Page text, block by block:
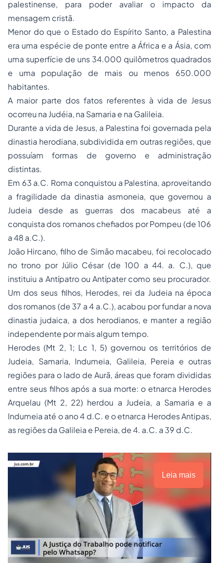
palestinense, para poder avaliar o impacto da
mensagem cristã.
Menor do que o Estado do Espírito Santo, a Palestina
era uma espécie de ponte entre a África e a Ásia, com
uma superfície de uns 34.000 quilômetros quadrados
e uma população de mais ou menos 650.000
habitantes.
A maior parte dos fatos referentes à vida de Jesus
ocorreu na Judéia, na Samaria e na Galileia.
Durante a vida de Jesus, a Palestina foi governada pela
dinastia herodiana, subdividida em outras regiões, que
possuíam formas de governo e administração
distintas.
Em 63 a.C. Roma conquistou a Palestina, aproveitando
a fragilidade da dinastia asmoneia, que governou a
Judeia desde as guerras dos macabeus até a
conquista dos romanos chefiados por Pompeu (de 106
a 48 a.C.).
João Hircano, filho de Simão macabeu, foi recolocado
no trono por Júlio César (de 100 a 44. a. C.), que
instituiu a Antípatro ou Antípater como seu procurador.
Um dos seus filhos, Herodes, rei da Judeia na época
dos romanos (de 37 a 4 a.C.), acabou por fundar a nova
dinastia judaica, a dos herodianos, e manter a região
independente por mais algum tempo.
Herodes (Mt 2, 1; Lc 1, 5) governou os territórios de
Judeia, Samaria, Indumeia, Galileia, Pereia e outras
regiões para o lado de Aurã, áreas que foram divididas
entre seus filhos após a sua morte: o etnarca Herodes
Arquelau (Mt 2, 22) herdou a Judeia, a Samaria e a
Indumeia até o ano 4 d.C. e o etnarca Herodes Antipas,
as regiões da Galileia e Pereia, de 4. a.C. a 39 d.C.
Leia mais